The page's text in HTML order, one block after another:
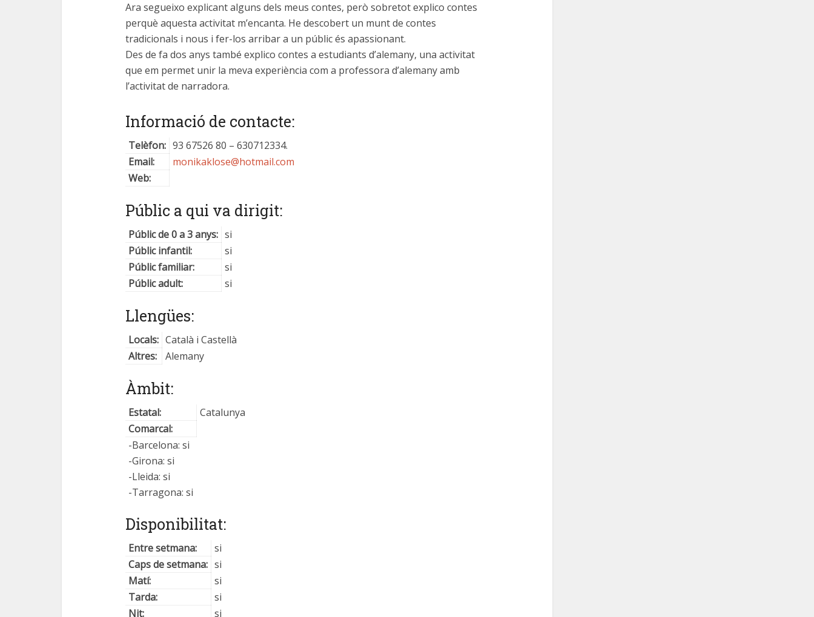
Ara segueixo explicant alguns dels meus contes, però sobretot explico contes
perquè aquesta activitat m’encanta. He descobert un munt de contes
tradicionals i nous i fer-los arribar a un públic és apassionant.
Des de fa dos anys també explico contes a estudiants d’alemany, una activitat
que em permet unir la meva experiència com a professora d’alemany amb
l’activitat de narradora.
Informació de contacte:
Telèfon: 93 67526 80 – 630712334.
Email:
monikaklose@hotmail.com
Web:
Públic a qui va dirigit:
Públic de 0 a 3 anys: si
Públic infantil:
si
Públic familiar:
si
Públic adult:
si
Llengües:
Locals: Català i Castellà
Altres:
Alemany
Àmbit:
Estatal:
Catalunya
Comarcal:
-Barcelona: si
-Girona: si
-Lleida: si
-Tarragona: si
Disponibilitat:
Entre setmana:
si
Caps de setmana: si
Matí:
si
Tarda:
si
Nit:
si